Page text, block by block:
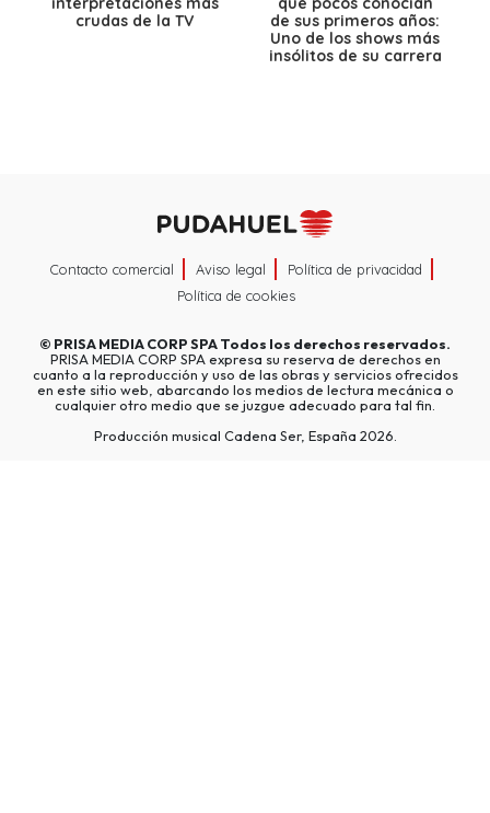
crudas de la TV
de sus primeros años:
Uno de los shows más
insólitos de su carrera
Contacto comercial Aviso legal
Política de privacidad
Política de cookies
© PRISA MEDIA CORP SPATodos los derechos reservados.
PRISA MEDIA CORP SPA expresa su reserva de derechos en
cuanto a la reproducción y uso de las obras y servicios ofrecidos
en este sitio web, abarcando los medios de lectura mecánica o
cualquier otro medio que se juzgue adecuado para tal fin.
Producción musical Cadena Ser, España 2026.